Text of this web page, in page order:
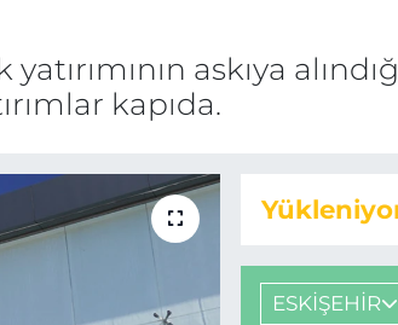
askıya
kapıda.
ESKİŞEHİR